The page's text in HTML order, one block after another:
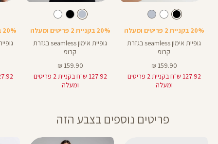
צבע
שחור
20% בקניית 2 פריטים ומעלה
גופיית אימון seamless בגזרת
קרופ
מחיר
מוצר
159.90 ₪
127.92 ש"ח בקניית 2 פריטים
ומעלה
תכלת-אפור
צבע
תכלת-אפור
20% בקניית 2 פריטים ומעלה
גופיית אימון seamless בגזרת
קרופ
מחיר
מוצר
159.90 ₪
127.92 ש"ח בקניית 2 פריטים
ומעלה
20% בקניית 2 פריטים ומעלה
פריטים נוספים בצבע הזה